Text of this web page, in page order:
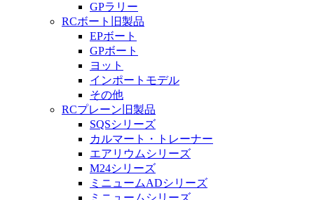
GPラリー
RCボート旧製品
EPボート
GPボート
ヨット
インポートモデル
その他
RCプレーン旧製品
SQSシリーズ
カルマート・トレーナー
エアリウムシリーズ
M24シリーズ
ミニュームADシリーズ